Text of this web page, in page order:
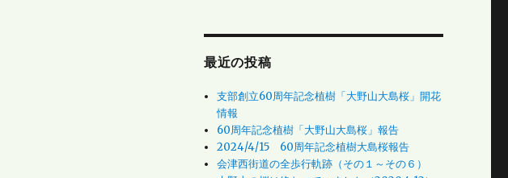
最近の投稿
支部創立60周年記念植樹「大野山大島桜」開花
情報
60周年記念植樹「大野山大島桜」報告
2024/4/15 60周年記念植樹大島桜報告
会津西街道の全歩行軌跡（その１～その６）